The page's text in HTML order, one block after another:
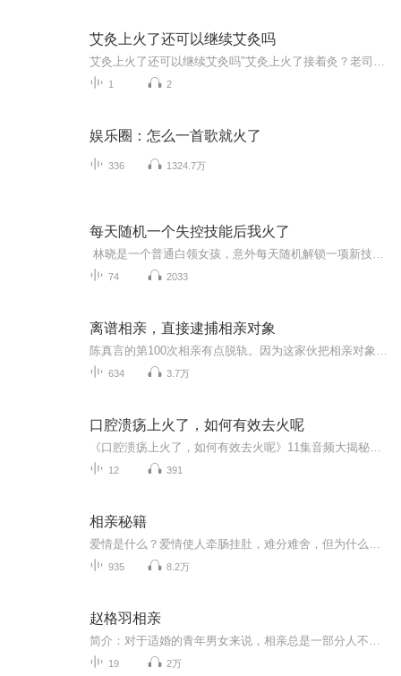
艾灸上火了还可以继续艾灸吗
1 2
娱乐圈：怎么一首歌就火了
336 1324.7万
每天随机一个失控技能后我火了
74 2033
离谱相亲，直接逮捕相亲对象
634 3.7万
口腔溃疡上火了，如何有效去火呢
12 391
相亲秘籍
935 8.2万
赵格羽相亲
19 2万